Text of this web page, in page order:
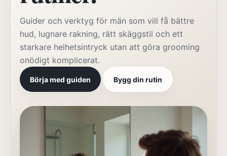
Guider och verktyg för män som vill få bättre
hud, lugnare rakning, rätt skäggstil och ett
starkare helhetsintryck utan att göra grooming
onödigt komplicerat.
Börja med guiden Bygg din rutin